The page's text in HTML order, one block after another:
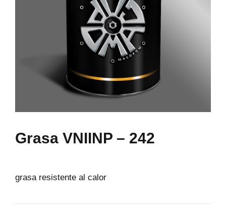
Grasa VNIINP – 242
grasa resistente al calor